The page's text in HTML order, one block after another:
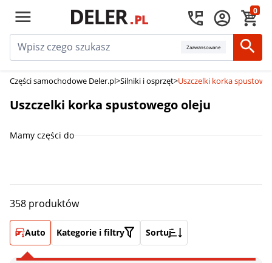
0
Zaawansowane
Części samochodowe Deler.pl>Silniki i osprzęt>Uszczelki korka
Uszczelki korka spustowego oleju
Mamy części do
358 produktów
Auto Kategorie i filtry Sortuj